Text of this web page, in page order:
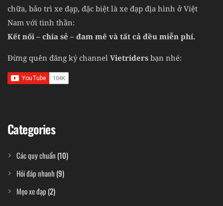
chữa, bảo trì xe đạp, đặc biệt là xe đạp địa hình ở Việt
Nam với tinh thần:
Kết nối – chia sẻ – đam mê và tất cả đều miễn phí.
Đừng quên đăng ký channel Vietriders bạn nhé:
Categories
Các quy chuẩn (10)
Hỏi đáp nhanh (9)
Mẹo xe đạp (2)